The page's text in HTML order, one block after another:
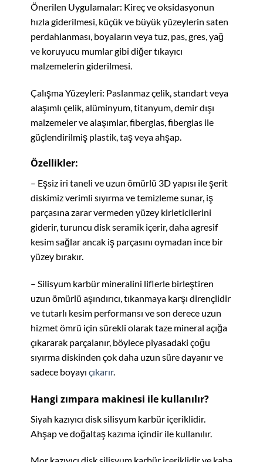
Önerilen Uygulamalar: Kireç ve oksidasyonun
hızla giderilmesi, küçük ve büyük yüzeylerin saten
perdahlanması, boyaların veya tuz, pas, gres, yağ
ve koruyucu mumlar gibi diğer tıkayıcı
malzemelerin giderilmesi.
Çalışma Yüzeyleri: Paslanmaz çelik, standart veya
alaşımlı çelik, alüminyum, titanyum, demir dışı
malzemeler ve alaşımlar, fiberglas, fiberglas ile
güçlendirilmiş plastik, taş veya ahşap.
Özellikler:
– Eşsiz iri taneli ve uzun ömürlü 3D yapısı ile şerit
diskimiz verimli sıyırma ve temizleme sunar, iş
parçasına zarar vermeden yüzey kirleticilerini
giderir, turuncu disk seramik içerir, daha agresif
kesim sağlar ancak iş parçasını oymadan ince bir
yüzey bırakır.
– Silisyum karbür mineralini liflerle birleştiren
uzun ömürlü aşındırıcı, tıkanmaya karşı dirençlidir
ve tutarlı kesim performansı ve son derece uzun
hizmet ömrü için sürekli olarak taze mineral açığa
çıkararak parçalanır, böylece piyasadaki çoğu
sıyırma diskinden çok daha uzun süre dayanır ve
sadece boyayı çıkarır.
Hangi zımpara makinesi ile kullanılır?
Siyah kazıyıcı disk silisyum karbür içeriklidir.
Ahşap ve doğaltaş kazıma içindir ile kullanılır.